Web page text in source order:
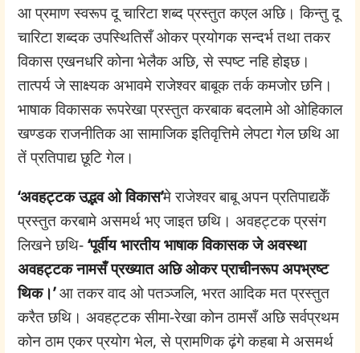
आ प्रमाण स्वरूप दू चारिटा शब्द प्रस्तुत कएल अछि। किन्तु दू
चारिटा शब्दक उपस्थितिसँ ओकर प्रयोगक सन्दर्भ तथा तकर
विकास एखनधरि कोना भेलैक अछि, से स्पष्ट नहि होइछ।
तात्पर्य जे साक्ष्यक अभावमे राजेश्वर बाबूक तर्क कमजोर छनि।
भाषाक विकासक रूपरेखा प्रस्तुत करबाक बदलामे ओ ओहिकाल
खण्डक राजनीतिक आ सामाजिक इतिवृत्तिमे लेपटा गेल छथि आ
तें प्रतिपाद्य छूटि गेल।
‘अवहट्टक उद्भव ओ विकास’मे राजेश्वर बाबू अपन प्रतिपाद्यकेँ
प्रस्तुत करबामे असमर्थ भए जाइत छथि। अवहट्टक प्रसंग
लिखने छथि-‘पूर्वीय भारतीय भाषाक विकासक जे अवस्था
अवहट्टक नामसँ प्रख्यात अछि ओकर प्राचीनरूप अपभ्रष्ट
थिक।’आ तकर वाद ओ पतञ्जलि, भरत आदिक मत प्रस्तुत
करैत छथि। अवहट्टक सीमा-रेखा कोन ठामसँ अछि सर्वप्रथम
कोन ठाम एकर प्रयोग भेल, से प्रामणिक ढ़ंगे कहबा मे असमर्थ